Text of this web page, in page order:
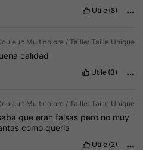
Utile (8)
Multicolore / Taille: Taille Unique
calidad
Utile (3)
Multicolore / Taille: Taille Unique
que eran falsas pero no muy
comoqueria
Utile (2)